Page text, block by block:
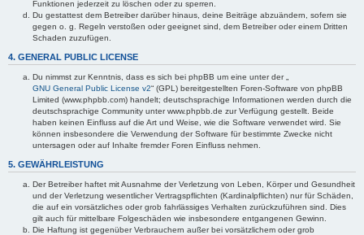
Funktionen jederzeit zu löschen oder zu sperren.
Du gestattest dem Betreiber darüber hinaus, deine Beiträge abzuändern, sofern sie
gegen o. g. Regeln verstoßen oder geeignet sind, dem Betreiber oder einem Dritten
Schaden zuzufügen.
4. GENERAL PUBLIC LICENSE
Du nimmst zur Kenntnis, dass es sich bei phpBB um eine unter der „
GNU General Public License v2“ (GPL) bereitgestellten Foren-Software von phpBB
Limited (www.phpbb.com) handelt; deutschsprachige Informationen werden durch die
deutschsprachige Community unter www.phpbb.de zur Verfügung gestellt. Beide
haben keinen Einfluss auf die Art und Weise, wie die Software verwendet wird. Sie
können insbesondere die Verwendung der Software für bestimmte Zwecke nicht
untersagen oder auf Inhalte fremder Foren Einfluss nehmen.
5. GEWÄHRLEISTUNG
Der Betreiber haftet mit Ausnahme der Verletzung von Leben, Körper und Gesundheit
und der Verletzung wesentlicher Vertragspflichten (Kardinalpflichten) nur für Schäden,
die auf ein vorsätzliches oder grob fahrlässiges Verhalten zurückzuführen sind. Dies
gilt auch für mittelbare Folgeschäden wie insbesondere entgangenen Gewinn.
Die Haftung ist gegenüber Verbrauchern außer bei vorsätzlichem oder grob